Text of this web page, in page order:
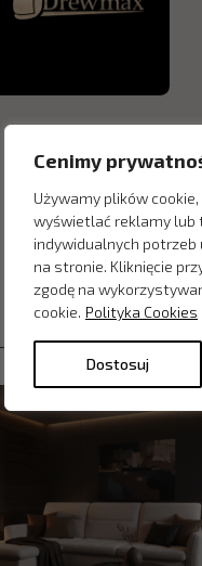
Cenimy
Używamy plików
wyświetlać reklamy lub
indywidualnych
na stronie. Kliknięcie
zgodę na
cookie. Polityka Cookies
Dostosuj